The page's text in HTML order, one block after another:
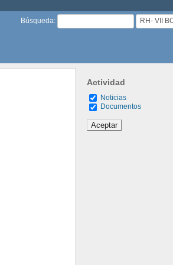
Búsqueda:
Actividad
Noticias
Documentos